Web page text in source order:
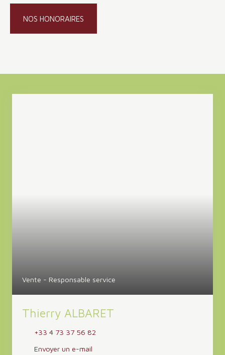
NOS HONORAIRES
Vente - Responsable service
Thierry ALBARET
+33 4 73 37 56 82
Envoyer un e-mail